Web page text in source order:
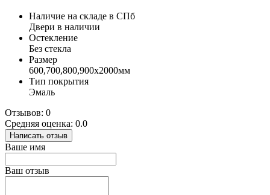
Наличие на складе в СПб
Двери в наличии
Остекление
Без стекла
Размер
600,700,800,900х2000мм
Тип покрытия
Эмаль
Отзывов: 0
Средняя оценка: 0.0
Написать отзыв
Ваше имя
Ваш отзыв